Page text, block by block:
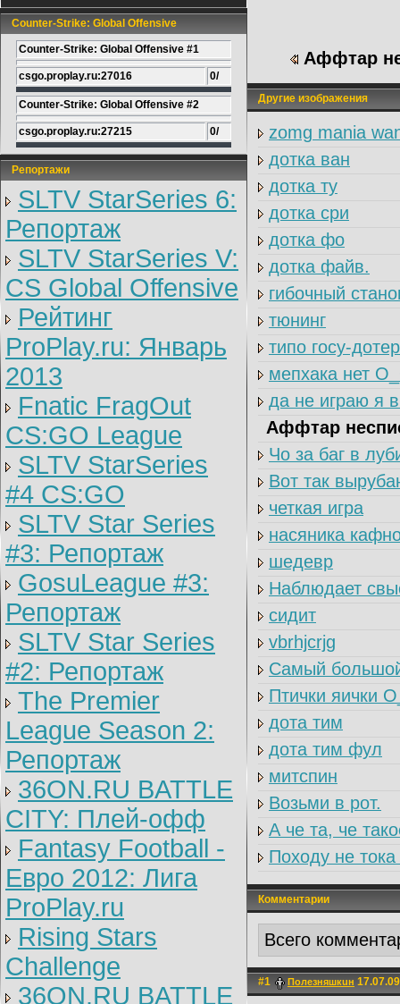
Counter-Strike: Global Offensive
Counter-Strike: Global Offensive #1
csgo.proplay.ru:27016 0/
Counter-Strike: Global Offensive #2
csgo.proplay.ru:27215 0/
Репортажи
SLTV StarSeries 6:
Репортаж
SLTV StarSeries V:
CS Global Offensive
Рейтинг
ProPlay.ru: Январь
2013
Fnatic FragOut
CS:GO League
SLTV StarSeries
#4 CS:GO
SLTV Star Series
#3: Репортаж
GosuLeague #3:
Репортаж
SLTV Star Series
#2: Репортаж
The Premier
League Season 2:
Репортаж
36ON.RU BATTLE
CITY: Плей-офф
Fantasy Football -
Евро 2012: Лига
ProPlay.ru
Rising Stars
Challenge
36ON.RU BATTLE
Аффтар
Другие изображения
zomg mania
дотка ван
дотка ту
дотка сри
дотка фо
дотка файв.
гибочный
тюнинг
типо госу-дотер
мепхака нет
да не играю я
Аффтар
Чо за баг в
Вот так
четкая игра
насяника
шедевр
Наблюдает
сидит
vbrhjcrjg
Самый
Птички яички
дота тим
дота тим фул
митспин
Возьми в рот.
А че та, че
Походу не
Комментарии
Всего
#1 Полезняшкuн